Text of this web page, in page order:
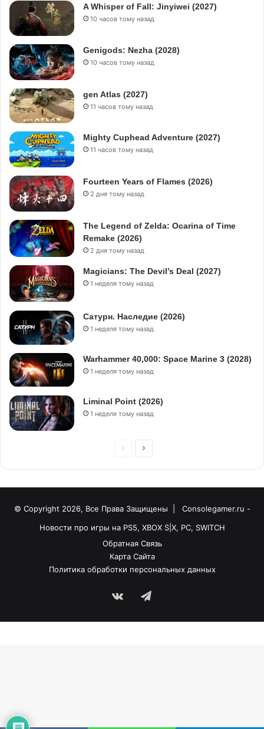
A Whisper of Fall: Jinyiwei (2027)
10 часов тому назад
Genigods: Nezha (2028)
10 часов тому назад
gen Atlas (2027)
11 часов тому назад
Mighty Cuphead Adventure (2027)
11 часов тому назад
Fourteen Years of Flames (2026)
2 дня тому назад
The Legend of Zelda: Ocarina of Time
Remake (2026)
2 дня тому назад
Magicians: The Devil’s Deal (2027)
1 неделя тому назад
Сатурн. Наследие (2026)
1 неделя тому назад
Warhammer 40,000: Space Marine 3 (2028)
1 неделя тому назад
Liminal Point (2026)
1 неделя тому назад
© Copyright 2026, Все Права Защищены |
Consolegamer.ru -
Новости про игры на PS5, XBOX S|X, PC, SWITCH
Обратная Связь
Карта Сайта
Политика обработки персональных данных